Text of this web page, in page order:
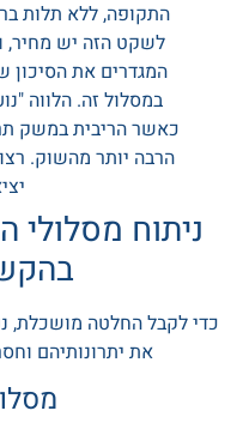
התקופה, ללא תלות
המגדרים את הסיכון
במסלול זה. הלווה
כאשר הריבית במשק
הרבה יותר מהשוק.
ניתוח
כדי לקבל החלטה מושכלת,
את יתרונותיהם